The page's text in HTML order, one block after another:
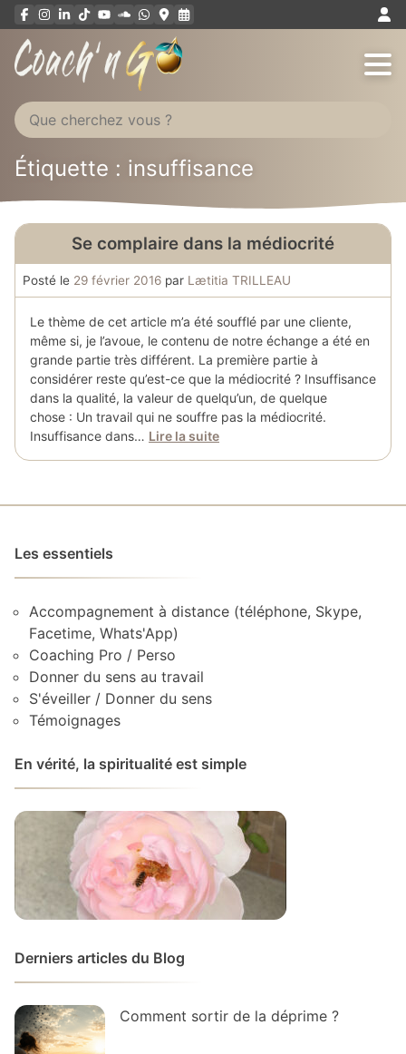
Aller
au
Étiquette : insuffisance
Se complaire dans la médiocrité
Posté le 29 février 2016 par Lætitia TRILLEAU
Le thème de cet article m’a été soufflé par une cliente,
même si, je l’avoue, le contenu de notre échange a été en
grande partie très différent. La première partie à
considérer reste qu’est-ce que la médiocrité ? Insuffisance
dans la qualité, la valeur de quelqu’un, de quelque
chose : Un travail qui ne souffre pas la médiocrité.
Insuffisance dans… Lire la suite
Les essentiels
Accompagnement à distance (téléphone, Skype,
Facetime, Whats'App)
Coaching Pro / Perso
Donner du sens au travail
S'éveiller / Donner du sens
Témoignages
En vérité, la spiritualité est simple
Derniers articles du Blog
Comment sortir de la déprime ?